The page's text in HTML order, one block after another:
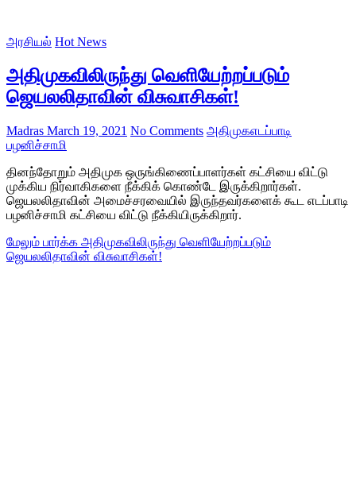
அரசியல் Hot News
அதிமுகவிலிருந்து வெளியேற்றப்படும்
ஜெயலலிதாவின் விசுவாசிகள்!
Madras March 19, 2021 No Comments அதிமுகஎடப்பாடி
பழனிச்சாமி
தினந்தோறும் அதிமுக ஒருங்கிணைப்பாளர்கள் கட்சியை விட்டு
முக்கிய நிர்வாகிகளை நீக்கிக் கொண்டே இருக்கிறார்கள்.
ஜெயலலிதாவின் அமைச்சரவையில் இருந்தவர்களைக் கூட எடப்பாடி
பழனிச்சாமி கட்சியை விட்டு நீக்கியிருக்கிறார்.
மேலும் பார்க்க அதிமுகவிலிருந்து வெளியேற்றப்படும்
ஜெயலலிதாவின் விசுவாசிகள்!